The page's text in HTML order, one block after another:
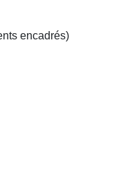
encadrés)